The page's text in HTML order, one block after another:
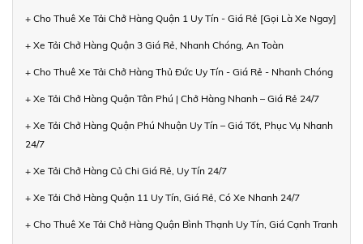
+ Cho Thuê Xe Tải Chở Hàng Quận 1 Uy Tín - Giá Rẻ [Gọi Là Xe Ngay]
+ Xe Tải Chở Hàng Quận 3 Giá Rẻ, Nhanh Chóng, An Toàn
+ Cho Thuê Xe Tải Chở Hàng Thủ Đức Uy Tín - Giá Rẻ - Nhanh Chóng
+ Xe Tải Chở Hàng Quận Tân Phú | Chở Hàng Nhanh – Giá Rẻ 24/7
+ Xe Tải Chở Hàng Quận Phú Nhuận Uy Tín – Giá Tốt, Phục Vụ Nhanh
24/7
+ Xe Tải Chở Hàng Củ Chi Giá Rẻ, Uy Tín 24/7
+ Xe Tải Chở Hàng Quận 11 Uy Tín, Giá Rẻ, Có Xe Nhanh 24/7
+ Cho Thuê Xe Tải Chở Hàng Quận Bình Thạnh Uy Tín, Giá Cạnh Tranh